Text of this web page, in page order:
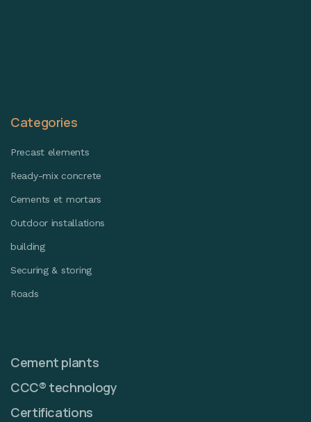
Categories
Precast elements
Ready-mix concrete
Cements et mortars
Outdoor installations
building
Securing & storing
Roads
Cement plants
CCC® technology
Certifications